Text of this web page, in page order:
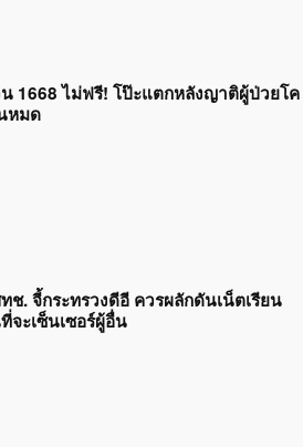
1668 ไม่ฟรี! โป๊ะแตกหลังญาติผู้ป่วยโค
หมด
. จี้กระทรวงดีอี ควรผลักดันเน็ตเรียน
ะเซ็นเซอร์ผู้อื่น